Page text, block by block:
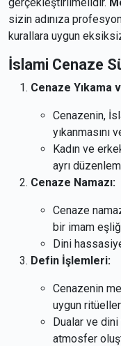
sizin adınıza
kurallara uygun
İslami Cenaze
Cenaze Yıkama
Cenazenin,
yıkanmasını
Kadın ve
ayrı
Cenaze Namazı:
Cenaze
bir imam
Dini
Defin İşlemleri:
Cenazenin
uygun
Dualar ve
atmosfer